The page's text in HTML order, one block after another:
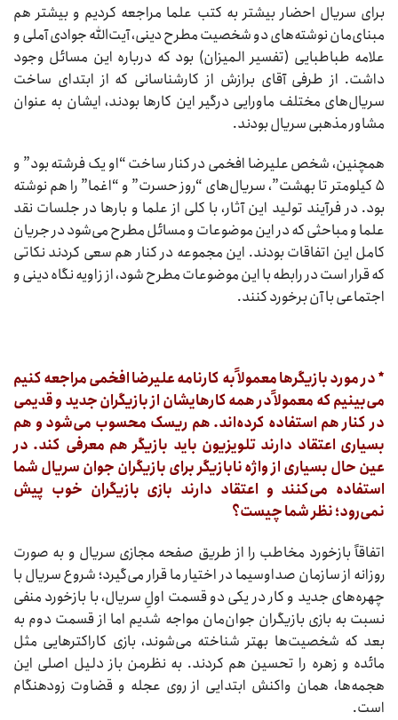
برای سریال احضار بیشتر به کتب علما مراجعه کردیم و بیشتر هم
مبنای‌مان نوشته‌های دو شخصیت مطرح دینی، آیت‌الله جوادی آملی و
علامه طباطبایی (تفسیر المیزان) بود که درباره این مسائل وجود
داشت. از طرفی آقای برازش از کارشناسانی که از ابتدای ساخت
سریال‌های مختلف ماورایی درگیر این کارها بودند، ایشان به عنوان
مشاور مذهبی سریال بودند.
همچنین، شخص علیرضا افخمی در کنار ساخت “او یک فرشته بود” و
۵ کیلومتر تا بهشت”، سریال‌های “روز حسرت” و “اغما” را هم نوشته
بود. در فرآیند تولید این آثار، با کلی از علما و بارها در جلسات نقد
علما و مباحثی که در این موضوعات و مسائل مطرح می‌‌شود در جریان
کامل این اتفاقات بودند. این مجموعه در کنار هم سعی کردند نکاتی
که قرار است در رابطه با این موضوعات مطرح شود، از زاویه نگاه دینی و
اجتماعی با آن برخورد کنند.
* در مورد بازیگرها معمولاً به کارنامه علیرضا افخمی مراجعه کنیم
می‌بینیم که معمولاً در همه کارهایشان از بازیگران جدید و قدیمی
در کنار هم استفاده کرده‌اند. هم ریسک محسوب می‌شود و هم
بسیاری اعتقاد دارند تلویزیون باید بازیگر هم معرفی کند. در
عین حال بسیاری از واژه نابازیگر برای بازیگران جوان سریال شما
استفاده می‌کنند و اعتقاد دارند بازی‌ بازیگران خوب پیش
نمی‌رود؛ نظر شما چیست؟
اتفاقاً بازخورد مخاطب را از طریق صفحه مجازی سریال و به صورت
روزانه از سازمان صداوسیما در اختیار ما قرار می‌گیرد؛ شروع سریال با
چهره‌های جدید و کار در یکی دو قسمت اولِ سریال، با بازخورد منفی
نسبت به بازی بازیگران‌ جوان‌مان مواجه شدیم اما از قسمت دوم به
بعد که شخصیت‌ها بهتر شناخته می‌شوند، بازی کاراکترهایی مثل
مائده و زهره را تحسین هم کردند. به نظرمن باز دلیل اصلی این
هجمه‌ها، همان واکنش ابتدایی از روی عجله و قضاوت زودهنگام
است.